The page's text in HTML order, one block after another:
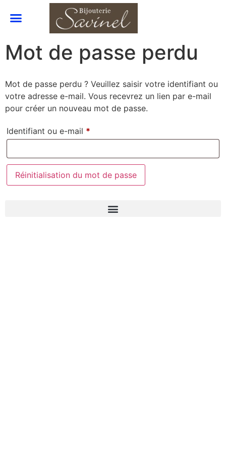
Mot de passe perdu
Mot de passe perdu ? Veuillez saisir votre identifiant ou
votre adresse e-mail. Vous recevrez un lien par e-mail
pour créer un nouveau mot de passe.
Identifiant ou e-mail *
Réinitialisation du mot de passe